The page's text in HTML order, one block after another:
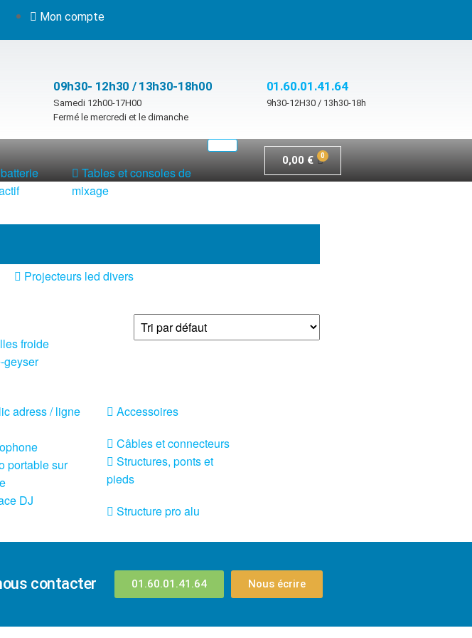
Mon compte
09h30- 12h30 / 13h30-18h00
Samedi 12h00-17H00
Fermé le mercredi et le dimanche
01.60.01.41.64
9h30-12H30 / 13h30-18h
Tables et consoles de
mixage
Projecteurs led divers
froide
geyser
adress / ligne
portable sur
DJ
Accessoires
Câbles et connecteurs
Structures, ponts et
pieds
Structure pro alu
0,00 €
contacter 01.60.01.41.64 Nous écrire